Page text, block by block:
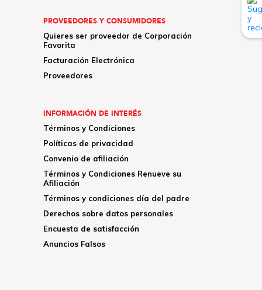
PROVEEDORES Y CONSUMIDORES
Quieres ser proveedor de Corporación
Favorita
Facturación Electrónica
Proveedores
INFORMACIÓN DE INTERÉS
Términos y Condiciones
Políticas de privacidad
Convenio de afiliación
Términos y Condiciones Renueve su
Afiliación
Términos y condiciones día del padre
Derechos sobre datos personales
Encuesta de satisfacción
Anuncios Falsos